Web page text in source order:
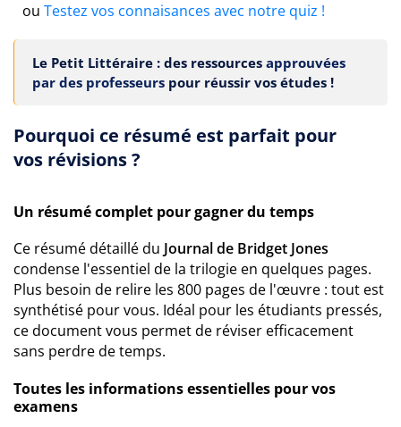
ou Testez vos connaisances avec notre quiz !
Le Petit Littéraire : des ressources approuvées
par des professeurs pour réussir vos études !
Pourquoi ce résumé est parfait pour
vos révisions ?
Un résumé complet pour gagner du temps
Ce résumé détaillé du Journal de Bridget Jones
condense l'essentiel de la trilogie en quelques pages.
Plus besoin de relire les 800 pages de l'œuvre : tout est
synthétisé pour vous. Idéal pour les étudiants pressés,
ce document vous permet de réviser efficacement
sans perdre de temps.
Toutes les informations essentielles pour vos
examens